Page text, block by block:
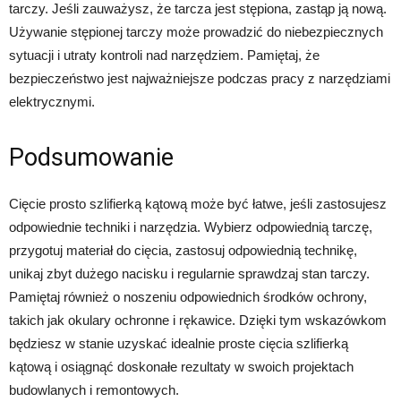
tarczy. Jeśli zauważysz, że tarcza jest stępiona, zastąp ją nową.
Używanie stępionej tarczy może prowadzić do niebezpiecznych
sytuacji i utraty kontroli nad narzędziem. Pamiętaj, że
bezpieczeństwo jest najważniejsze podczas pracy z narzędziami
elektrycznymi.
Podsumowanie
Cięcie prosto szlifierką kątową może być łatwe, jeśli zastosujesz
odpowiednie techniki i narzędzia. Wybierz odpowiednią tarczę,
przygotuj materiał do cięcia, zastosuj odpowiednią technikę,
unikaj zbyt dużego nacisku i regularnie sprawdzaj stan tarczy.
Pamiętaj również o noszeniu odpowiednich środków ochrony,
takich jak okulary ochronne i rękawice. Dzięki tym wskazówkom
będziesz w stanie uzyskać idealnie proste cięcia szlifierką
kątową i osiągnąć doskonałe rezultaty w swoich projektach
budowlanych i remontowych.